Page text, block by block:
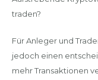
traden?
Für Anleger und
jedoch einen
mehr Transaktionen